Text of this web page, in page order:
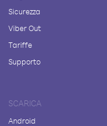
Sicurezza
Viber Out
Tariffe
Supporto
SCARICA
Android